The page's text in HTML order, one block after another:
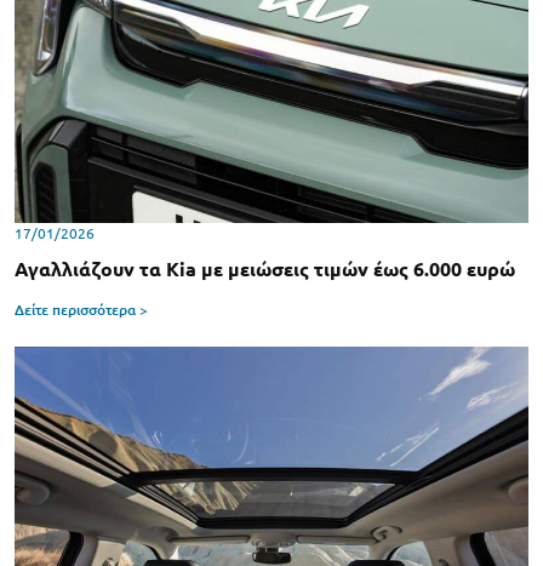
17/01/2026
Αγαλλιάζουν τα Kia με μειώσεις τιμών έως 6.000 ευρώ
Δείτε περισσότερα >